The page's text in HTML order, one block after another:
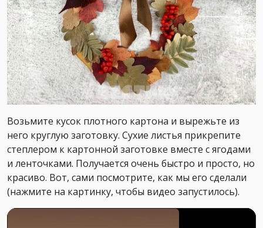
Возьмите кусок плотного картона и вырежьте из
него круглую заготовку. Сухие листья прикрепите
степлером к картонной заготовке вместе с ягодами
и ленточками. Получается очень быстро и просто, но
красиво. Вот, сами посмотрите, как мы его сделали
(нажмите на картинку, чтобы видео запустилось).